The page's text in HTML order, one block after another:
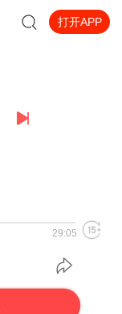
打开APP
29:05